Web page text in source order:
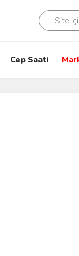
Cep Saati